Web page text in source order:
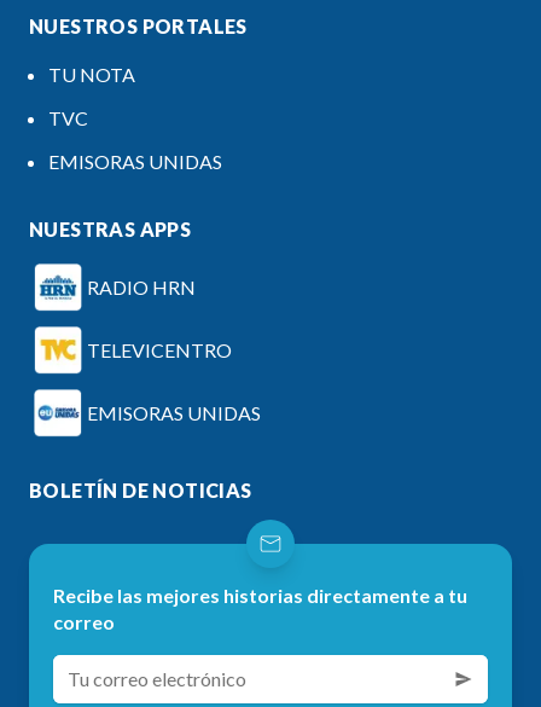
NUESTROS PORTALES
TU NOTA
TVC
EMISORAS UNIDAS
NUESTRAS APPS
RADIO HRN
TELEVICENTRO
EMISORAS UNIDAS
BOLETÍN DE NOTICIAS
Recibe las mejores historias directamente a tu
correo